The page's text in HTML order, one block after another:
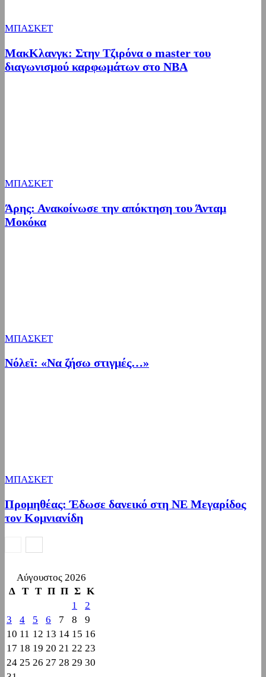
ΜΠΑΣΚΕΤ
ΜακΚλανγκ: Στην Τζιρόνα ο master του
διαγωνισμού καρφωμάτων στο ΝΒΑ
ΜΠΑΣΚΕΤ
Άρης: Ανακοίνωσε την απόκτηση του Άνταμ
Μοκόκα
ΜΠΑΣΚΕΤ
Nόλεϊ: «Να ζήσω στιγμές…»
ΜΠΑΣΚΕΤ
Προμηθέας: Έδωσε δανεικό στη ΝΕ Μεγαρίδος
τον Κομνιανίδη
Αύγουστος 2026
Δ
Τ Τ Π Π Σ Κ
1
2
3
4 5 6 7 8
9
10 11 12 13 14 15 16
17 18 19 20 21 22 23
24 25 26 27 28 29 30